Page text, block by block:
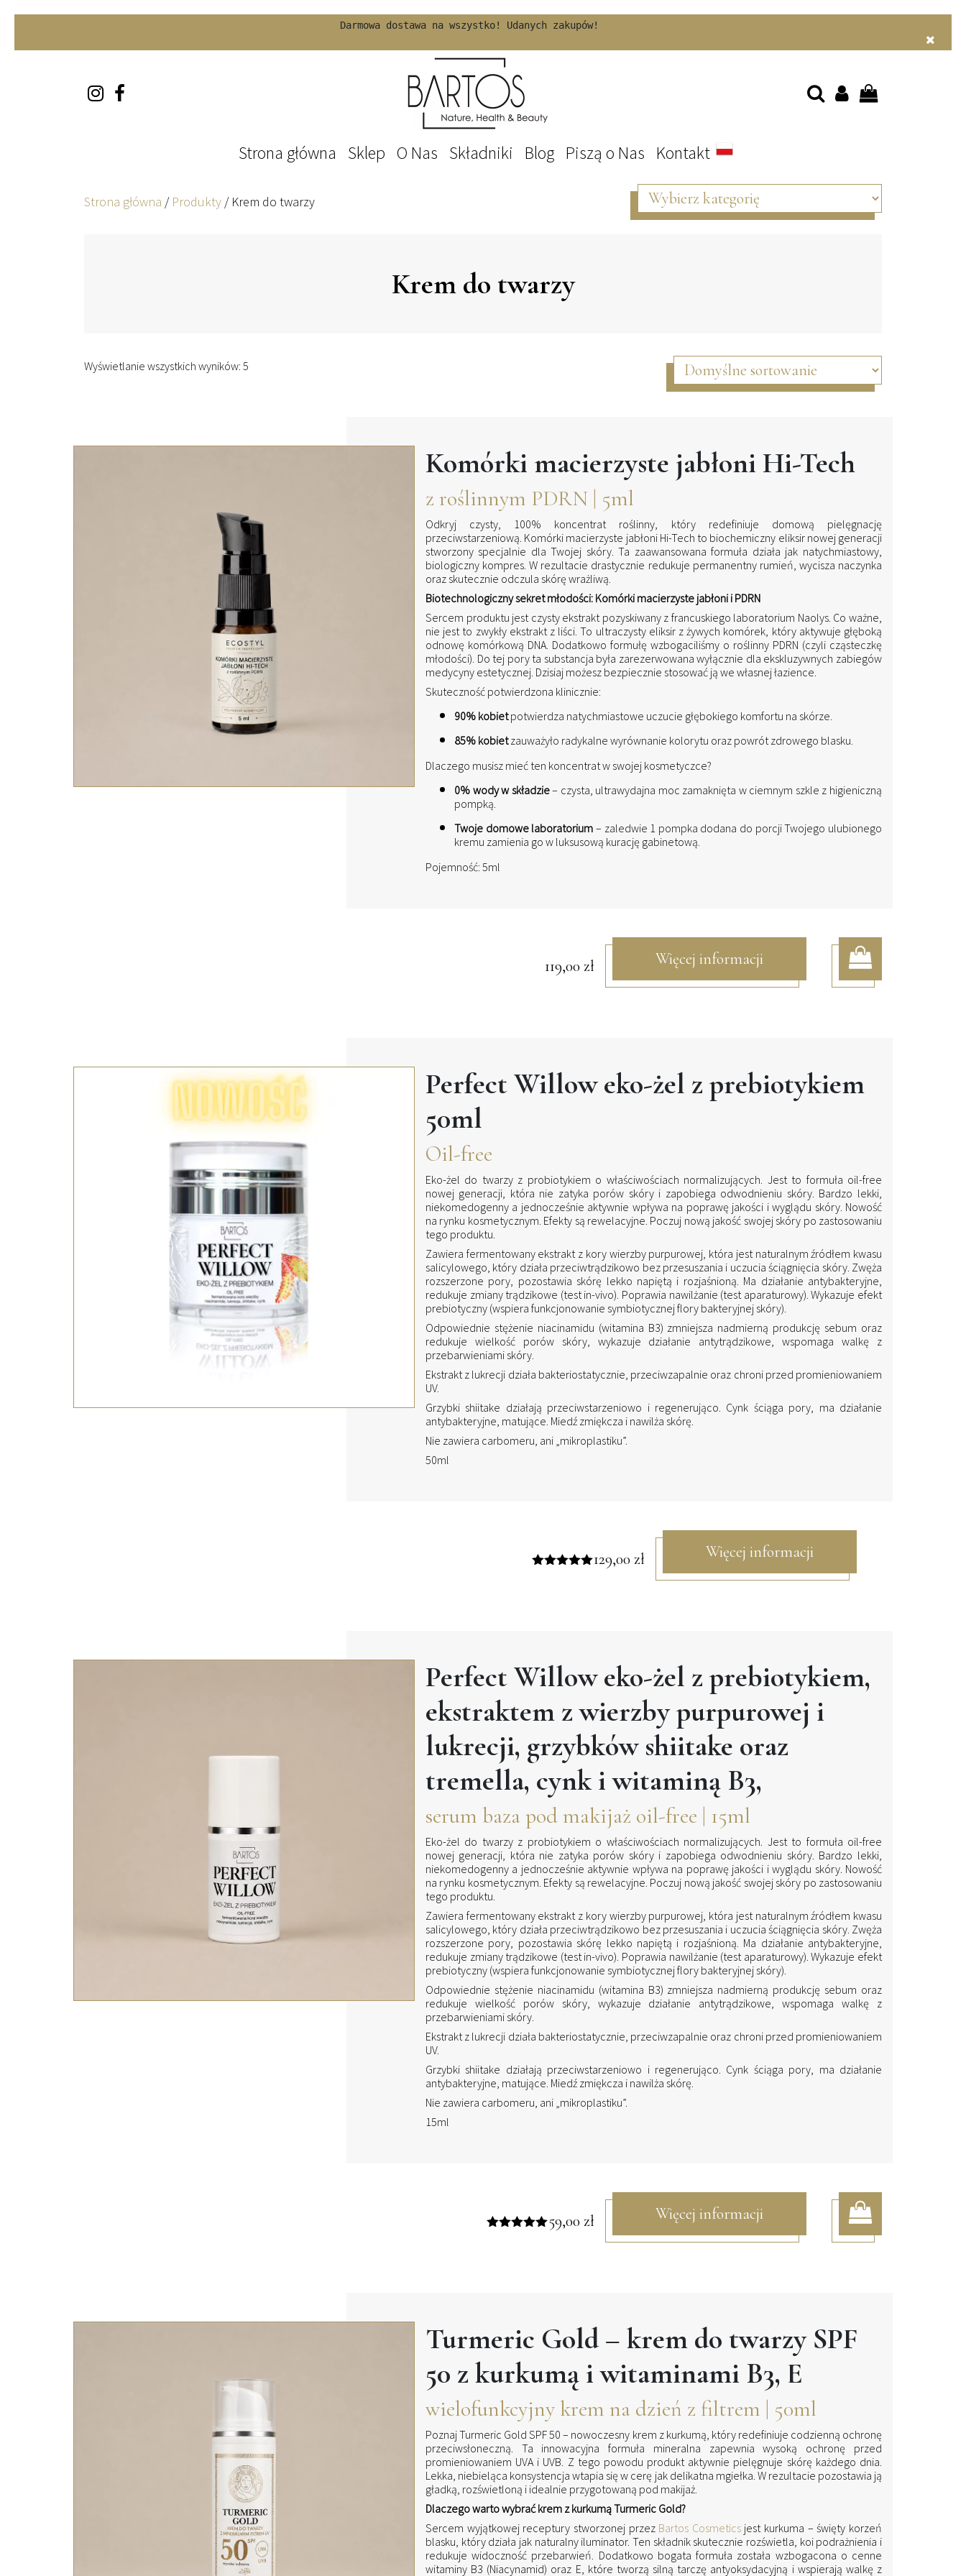
Darmowa dostawa na wszystko! Udanych zakupów!
Strona główna Sklep O Nas Składniki Blog Piszą o Nas Kontakt
Strona główna / Produkty / Krem do twarzy
Krem do twarzy
Wyświetlanie wszystkich wyników: 5
Komórki macierzyste jabłoni Hi-Tech
z roślinnym PDRN | 5ml
Odkryj czysty, 100% koncentrat roślinny, który redefiniuje domową pielęgnację
przeciwstarzeniową. Komórki macierzyste jabłoni Hi-Tech to biochemiczny eliksir nowej generacji
stworzony specjalnie dla Twojej skóry. Ta zaawansowana formuła działa jak natychmiastowy,
biologiczny kompres. W rezultacie drastycznie redukuje permanentny rumień, wycisza naczynka
oraz skutecznie odczula skórę wrażliwą.
Biotechnologiczny sekret młodości: Komórki macierzyste jabłoni i PDRN
Sercem produktu jest czysty ekstrakt pozyskiwany z francuskiego laboratorium Naolys. Co ważne,
nie jest to zwykły ekstrakt z liści. To ultraczysty eliksir z żywych komórek, który aktywuje głęboką
odnowę komórkową DNA. Dodatkowo formułę wzbogaciliśmy o roślinny PDRN (czyli cząsteczkę
młodości). Do tej pory ta substancja była zarezerwowana wyłącznie dla ekskluzywnych zabiegów
medycyny estetycznej. Dzisiaj możesz bezpiecznie stosować ją we własnej łazience.
Skuteczność potwierdzona klinicznie:
90% kobietpotwierdza natychmiastowe uczucie głębokiego komfortu na skórze.
85% kobietzauważyło radykalne wyrównanie kolorytu oraz powrót zdrowego blasku.
Dlaczego musisz mieć ten koncentrat w swojej kosmetyczce?
0% wody w składzie– czysta, ultrawydajna moc zamaknięta w ciemnym szkle z higieniczną
pompką.
Twoje domowe laboratorium – zaledwie 1 pompka dodana do porcji Twojego ulubionego
kremu zamienia go w luksusową kurację gabinetową.
Pojemność: 5ml
119,00 zł Więcej informacji
Perfect Willow eko-żel z prebiotykiem
50ml
Oil-free
Eko-żel do twarzy z probiotykiem o właściwościach normalizujących. Jest to formuła oil-free
nowej generacji, która nie zatyka porów skóry i zapobiega odwodnieniu skóry. Bardzo lekki,
niekomedogenny a jednocześnie aktywnie wpływa na poprawę jakości i wyglądu skóry. Nowość
na rynku kosmetycznym. Efekty są rewelacyjne. Poczuj nową jakość swojej skóry po zastosowaniu
tego produktu.
Zawiera fermentowany ekstrakt z kory wierzby purpurowej, która jest naturalnym źródłem kwasu
salicylowego, który działa przeciwtrądzikowo bez przesuszania i uczucia ściągnięcia skóry. Zwęża
rozszerzone pory, pozostawia skórę lekko napiętą i rozjaśnioną. Ma działanie antybakteryjne,
redukuje zmiany trądzikowe (test in-vivo). Poprawia nawilżanie (test aparaturowy). Wykazuje efekt
prebiotyczny (wspiera funkcjonowanie symbiotycznej flory bakteryjnej skóry).
Odpowiednie stężenie niacinamidu (witamina B3) zmniejsza nadmierną produkcję sebum oraz
redukuje wielkość porów skóry, wykazuje działanie antytrądzikowe, wspomaga walkę z
przebarwieniami skóry.
Ekstrakt z lukrecji działa bakteriostatycznie, przeciwzapalnie oraz chroni przed promieniowaniem
UV.
Grzybki shiitake działają przeciwstarzeniowo i regenerująco. Cynk ściąga pory, ma działanie
antybakteryjne, matujące. Miedź zmiękcza i nawilża skórę.
Nie zawiera carbomeru, ani „mikroplastiku”.
50ml
129,00 zł Więcej informacji
Perfect Willow eko-żel z prebiotykiem,
ekstraktem z wierzby purpurowej i
lukrecji, grzybków shiitake oraz
tremella, cynk i witaminą B3,
serum baza pod makijaż oil-free | 15ml
Eko-żel do twarzy z probiotykiem o właściwościach normalizujących. Jest to formuła oil-free
nowej generacji, która nie zatyka porów skóry i zapobiega odwodnieniu skóry. Bardzo lekki,
niekomedogenny a jednocześnie aktywnie wpływa na poprawę jakości i wyglądu skóry. Nowość
na rynku kosmetycznym. Efekty są rewelacyjne. Poczuj nową jakość swojej skóry po zastosowaniu
tego produktu.
Zawiera fermentowany ekstrakt z kory wierzby purpurowej, która jest naturalnym źródłem kwasu
salicylowego, który działa przeciwtrądzikowo bez przesuszania i uczucia ściągnięcia skóry. Zwęża
rozszerzone pory, pozostawia skórę lekko napiętą i rozjaśnioną. Ma działanie antybakteryjne,
redukuje zmiany trądzikowe (test in-vivo). Poprawia nawilżanie (test aparaturowy). Wykazuje efekt
prebiotyczny (wspiera funkcjonowanie symbiotycznej flory bakteryjnej skóry).
Odpowiednie stężenie niacinamidu (witamina B3) zmniejsza nadmierną produkcję sebum oraz
redukuje wielkość porów skóry, wykazuje działanie antytrądzikowe, wspomaga walkę z
przebarwieniami skóry.
Ekstrakt z lukrecji działa bakteriostatycznie, przeciwzapalnie oraz chroni przed promieniowaniem
UV.
Grzybki shiitake działają przeciwstarzeniowo i regenerująco. Cynk ściąga pory, ma działanie
antybakteryjne, matujące. Miedź zmiękcza i nawilża skórę.
Nie zawiera carbomeru, ani „mikroplastiku”.
15ml
59,00 zł Więcej informacji
Turmeric Gold – krem do twarzy SPF
50 z kurkumą i witaminami B3, E
wielofunkcyjny krem na dzień z filtrem | 50ml
Poznaj Turmeric Gold SPF 50 – nowoczesny krem z kurkumą, który redefiniuje codzienną ochronę
przeciwsłoneczną. Ta innowacyjna formuła mineralna zapewnia wysoką ochronę przed
promieniowaniem UVA i UVB. Z tego powodu produkt aktywnie pielęgnuje skórę każdego dnia.
Lekka, niebieląca konsystencja wtapia się w cerę jak delikatna mgiełka. W rezultacie pozostawia ją
gładką, rozświetloną i idealnie przygotowaną pod makijaż.
Dlaczego warto wybrać krem z kurkumą Turmeric Gold?
Sercem wyjątkowej receptury stworzonej przez Bartos Cosmeticsjest kurkuma – święty korzeń
blasku, który działa jak naturalny iluminator. Ten składnik skutecznie rozświetla, koi podrażnienia i
redukuje widoczność przebarwień. Dodatkowo bogata formuła została wzbogacona o cenne
witaminy B3 (Niacynamid) oraz E, które tworzą silną tarczę antyoksydacyjną i wspierają walkę z